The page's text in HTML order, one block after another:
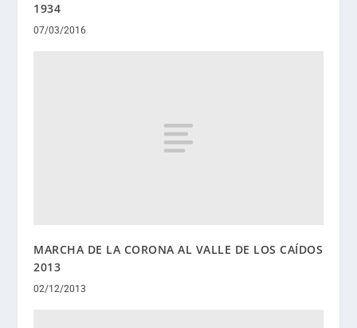
1934
07/03/2016
MARCHA DE LA CORONA AL VALLE DE LOS CAÍDOS
2013
02/12/2013